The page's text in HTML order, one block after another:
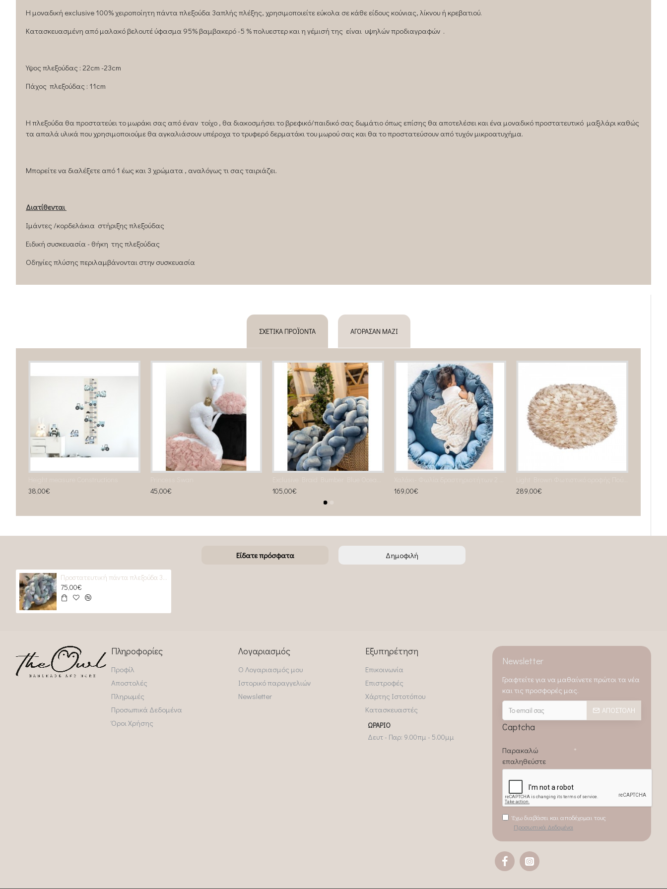
H μοναδική exclusive 100% χειροποίητη πάντα πλεξούδα 3απλής πλέξης, χρησιμοποιείτε εύκολα σε κάθε είδους κούνιας, λίκνου ή κρεβατιού.
Kατασκευασμένη από μαλακό βελουτέ ύφασμα 95% βαμβακερό -5 % πολυεστερ και η γέμισή της είναι υψηλών προδιαγραφών .
Υψος πλεξούδας : 22cm -23cm
Πάχος πλεξούδας : 11cm
Η πλεξούδα θα προστατεύει το μωράκι σας από έναν τοίχο , θα διακοσμήσει το βρεφικό/παιδικό σας δωμάτιο όπως επίσης θα αποτελέσει και ένα μοναδικό προστατευτικό μαξιλάρι καθώς
τα απαλά υλικά που χρησιμοποιούμε θα αγκαλιάσουν υπέροχα το τρυφερό δερματάκι του μωρού σας και θα το προστατεύσουν από τυχόν μικροατυχήμα.
Μπορείτε να διαλέξετε από 1 έως και 3 χρώματα , αναλόγως τι σας ταιριάζει.
Διατίθενται
Ιμάντες /κορδελάκια στήριξης πλεξούδας
Ειδική συσκευασία - θήκη της πλεξούδας
Οδηγίες πλύσης περιλαμβάνονται στην συσκευασία
ΣΧΕΤΙΚΆ ΠΡΟΪΌΝΤΑ ΑΓΌΡΑΣΑΝ ΜΑΖΊ
38,00€
45,00€
105,00€
169,00€
289,00€
Είδατε πρόσφατα Δημοφιλή
Προστατευτική πάντα πλεξούδα 3stand safari ΙΙΙ
75,00€
Πληροφορίες
Προφίλ
Αποστολές
Πληρωμές
Προσωπικά Δεδομένα
Όροι Χρήσης
Λογαριασμός
Ο Λογαριασμός μου
Ιστορικό παραγγελιών
Newsletter
Εξυπηρέτηση
Επικοινωνία
Επιστροφές
Χάρτης Ιστοτόπου
Κατασκευαστές
ΩΡΆΡΙΟ
Δευτ - Παρ: 9.00πμ - 5.00μμ
Newsletter
Γραφτείτε για να μαθαίνετε πρώτοι τα νέα
και τις προσφορές μας.
ΑΠΟΣΤΟΛΉ
Captcha
Παρακαλώ
επαληθεύστε
Έχω διαβάσει και αποδέχομαι τους
Προσωπικά Δεδομένα